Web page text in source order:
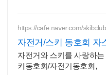
https://cafe.naver.com/skibclub
자전거/스키 동호회 자
자전거와 스키를 사랑하
키동호회/자전거동호회,